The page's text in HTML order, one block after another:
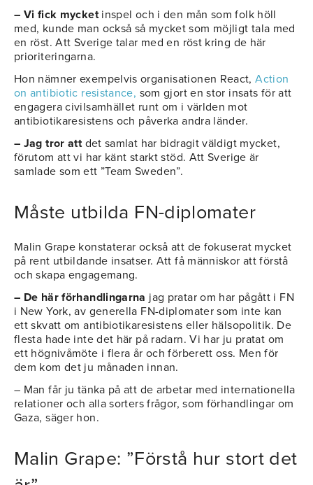
– Vi fick mycketinspel och i den mån som folk höll
med, kunde man också så mycket som möjligt tala med
en röst. Att Sverige talar med en röst kring de här
prioriteringarna.
Hon nämner exempelvis organisationen React,Action
on antibiotic resistance, som gjort en stor insats för att
engagera civilsamhället runt om i världen mot
antibiotikaresistens och påverka andra länder.
– Jag tror attdet samlat har bidragit väldigt mycket,
förutom att vi har känt starkt stöd. Att Sverige är
samlade som ett ”Team Sweden”.
Måste utbilda FN-diplomater
Malin Grape konstaterar också att de fokuserat mycket
på rent utbildande insatser. Att få människor att förstå
och skapa engagemang.
– De här förhandlingarna jag pratar om har pågått i FN
i New York, av generella FN-diplomater som inte kan
ett skvatt om antibiotikaresistens eller hälsopolitik. De
flesta hade inte det här på radarn. Vi har ju pratat om
ett högnivåmöte i flera år och förberett oss. Men för
dem kom det ju månaden innan.
– Man får ju tänka på att de arbetar med internationella
relationer och alla sorters frågor, som förhandlingar om
Gaza, säger hon.
Malin Grape: ”Förstå hur stort det